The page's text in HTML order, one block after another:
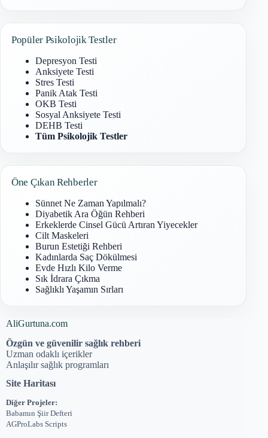
Popüler Psikolojik Testler
Depresyon Testi
Anksiyete Testi
Stres Testi
Panik Atak Testi
OKB Testi
Sosyal Anksiyete Testi
DEHB Testi
Tüm Psikolojik Testler
Öne Çıkan Rehberler
Sünnet Ne Zaman Yapılmalı?
Diyabetik Ara Öğün Rehberi
Erkeklerde Cinsel Gücü Artıran Yiyecekler
Cilt Maskeleri
Burun Estetiği Rehberi
Kadınlarda Saç Dökülmesi
Evde Hızlı Kilo Verme
Sık İdrara Çıkma
Sağlıklı Yaşamın Sırları
AliGurtuna.com
Özgün ve güvenilir sağlık rehberi
Uzman odaklı içerikler
Anlaşılır sağlık programları
Site Haritası
Diğer Projeler:
Babamın Şiir Defteri
AGProLabs Scripts